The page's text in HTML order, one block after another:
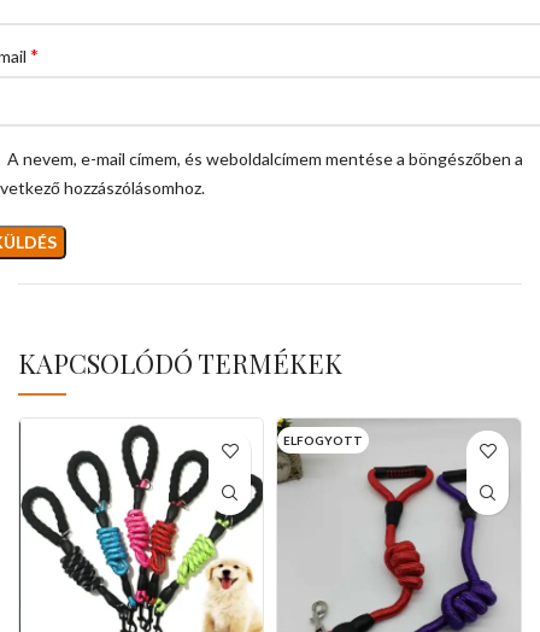
*
A nevem, e-mail címem, és weboldalcímem mentése a böngészőben a
hozzászólásomhoz.
KAPCSOLÓDÓ TERMÉKEK
ELFOGYOTT